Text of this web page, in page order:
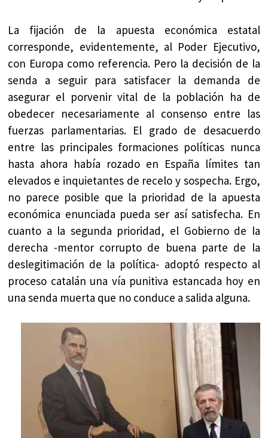
La fijación de la apuesta económica estatal
corresponde, evidentemente, al Poder Ejecutivo,
con Europa como referencia. Pero la decisión de la
senda a seguir para satisfacer la demanda de
asegurar el porvenir vital de la población ha de
obedecer necesariamente al consenso entre las
fuerzas parlamentarias. El grado de desacuerdo
entre las principales formaciones políticas nunca
hasta ahora había rozado en España límites tan
elevados e inquietantes de recelo y sospecha. Ergo,
no parece posible que la prioridad de la apuesta
económica enunciada pueda ser así satisfecha. En
cuanto a la segunda prioridad, el Gobierno de la
derecha -mentor corrupto de buena parte de la
deslegitimación de la política- adoptó respecto al
proceso catalán una vía punitiva estancada hoy en
una senda muerta que no conduce a salida alguna.